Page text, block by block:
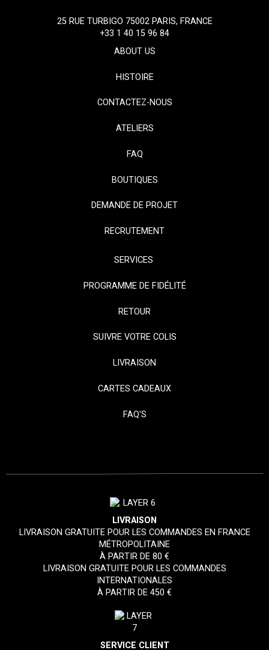
25 RUE TURBIGO 75002 PARIS, FRANCE
+33 1 40 15 96 84
ABOUT US
HISTOIRE
CONTACTEZ-NOUS
ATELIERS
FAQ
BOUTIQUES
DEMANDE DE PROJET
RECRUTEMENT
SERVICES
PROGRAMME DE FIDÉLITÉ
RETOUR
SUIVRE VOTRE COLIS
LIVRAISON
CARTES CADEAUX
FAQ'S
LIVRAISON
LIVRAISON GRATUITE POUR LES COMMANDES EN FRANCE
MÉTROPOLITAINE
À PARTIR DE 80 €
LIVRAISON GRATUITE POUR LES COMMANDES
INTERNATIONALES
À PARTIR DE 450 €
SERVICE CLIENT